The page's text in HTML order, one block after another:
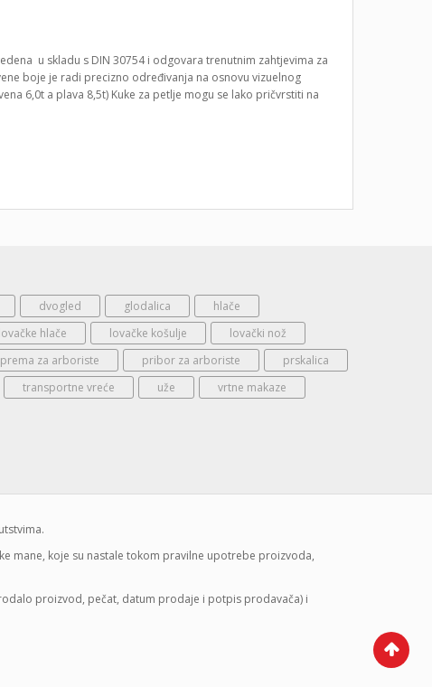
u skladu s DIN 30754 i odgovara trenutnim zahtjevima za
boje je radi precizno određivanja na osnovu vizuelnog
6,0t a plava 8,5t) Kuke za petlje mogu se lako pričvrstiti na
dvogled glodalica
hlače
lovačke hlače lovačke košulje
lovački nož
za arboriste pribor za arboriste
prskalica
transportne vreće uže
vrtne makaze
mane, koje su nastale tokom pravilne upotrebe proizvoda,
proizvod, pečat, datum prodaje i potpis prodavača) i